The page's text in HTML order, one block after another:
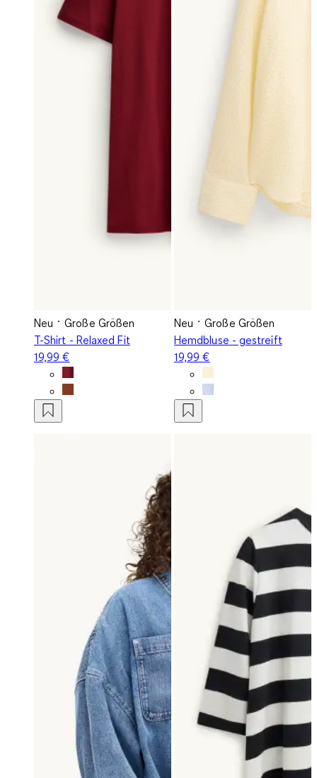
Neu
Große Größen
T-Shirt - Relaxed Fit
19,99 €
Neu
Große Größen
Hemdbluse - gestreift
19,99 €